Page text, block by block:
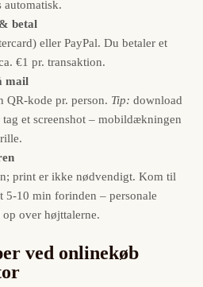
automatisk.
betal
eller PayPal. Du betaler et
€1 pr. transaktion.
mail
QR-kode pr. person. Tip: download
et screenshot – mobildækningen
print er ikke nødvendigt. Kom til
5-10 min forinden – personale
over højttalerne.
ved onlinekøb